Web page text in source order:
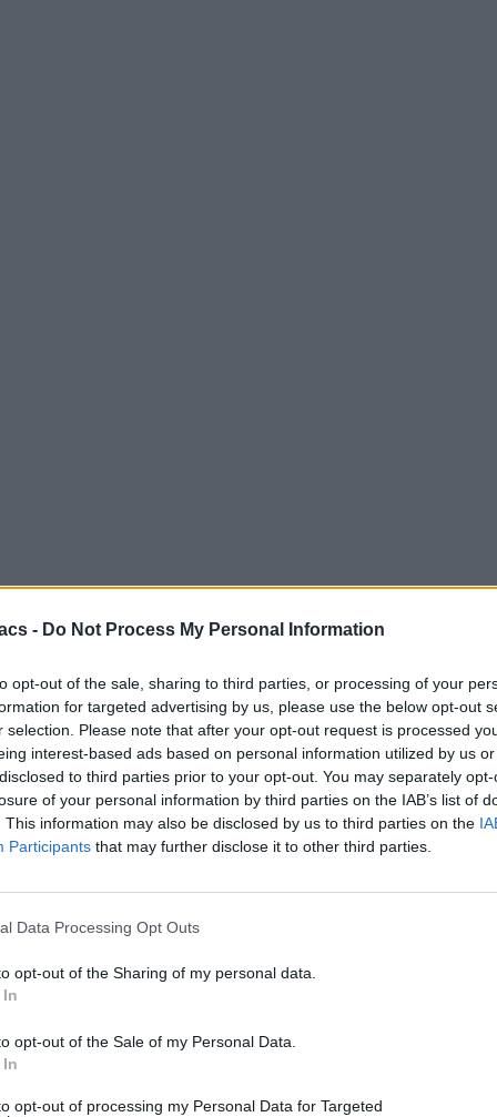
- Do Not Process My Personal Information
opt-out of the sale, sharing to third parties, or processing of your
for targeted advertising by us, please use the below opt-out
selection. Please note that after your opt-out request is processed
interest-based ads based on personal information utilized by us
to third parties prior to your opt-out. You may separately
of your personal information by third parties on the IAB’s list of
This information may also be disclosed by us to third parties on the
Participants that may further disclose it to other third parties.
Data Processing Opt Outs
opt-out of the Sharing of my personal data.
opt-out of the Sale of my Personal Data.
opt-out of processing my Personal Data for Targeted